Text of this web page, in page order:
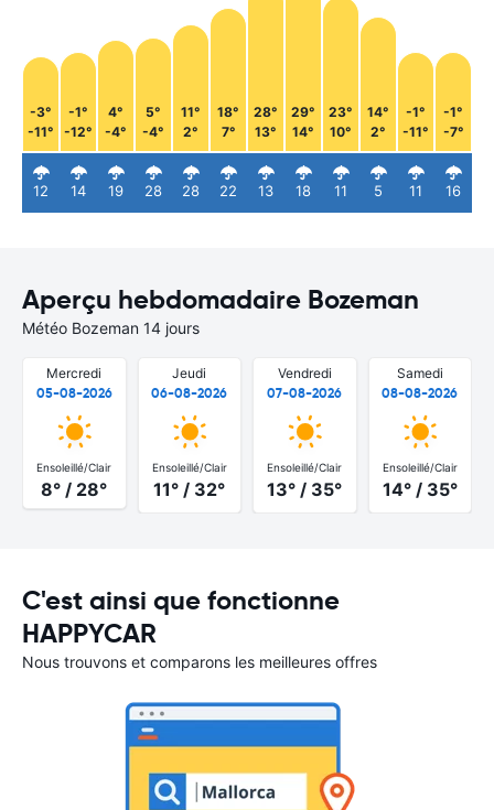
-3°
-11°
12
-1°
-12°
14
4°
-4°
19
5°
-4°
28
11°
2°
28
18°
7°
22
28°
13°
13
29°
14°
18
23°
10°
11
14°
2°
5
-1°
-11°
11
-1°
-7°
16
Aperçu hebdomadaire Bozeman
Météo Bozeman 14 jours
Mercredi
05-08-2026
Ensoleillé/Clair
8° / 28°
Jeudi
06-08-2026
Ensoleillé/Clair
11° / 32°
Vendredi
07-08-2026
Ensoleillé/Clair
13° / 35°
Samedi
08-08-2026
Ensoleillé/Clair
14° / 35°
C'est ainsi que fonctionne
HAPPYCAR
Nous trouvons et comparons les meilleures offres